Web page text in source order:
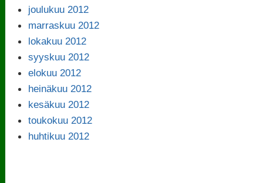
joulukuu 2012
marraskuu 2012
lokakuu 2012
syyskuu 2012
elokuu 2012
heinäkuu 2012
kesäkuu 2012
toukokuu 2012
huhtikuu 2012